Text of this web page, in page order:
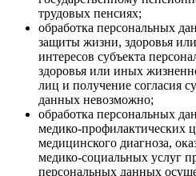
трудовых пенсиях;
обработка персональных
защиты жизни, здоровья
интересов субъекта
здоровья или иных
лиц и получение согласия
данных невозможно;
обработка персональных
медико-профилактических
медицинского диагноза,
медико-социальных услуг
персональных данных